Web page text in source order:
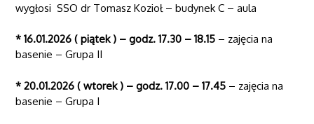
wygłosi SSO dr Tomasz Kozioł – budynek C – aula
* 16.01.2026 ( piątek ) – godz. 17.30 – 18.15 – zajęcia na
basenie – Grupa II
* 20.01.2026 ( wtorek ) – godz. 17.00 – 17.45 – zajęcia na
basenie – Grupa I